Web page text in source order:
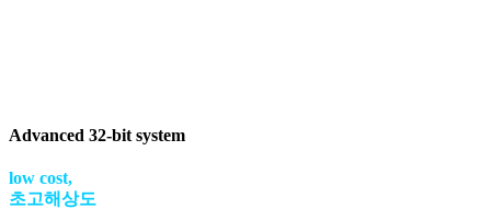
Advanced 32-bit system
low cost,
초고해상도